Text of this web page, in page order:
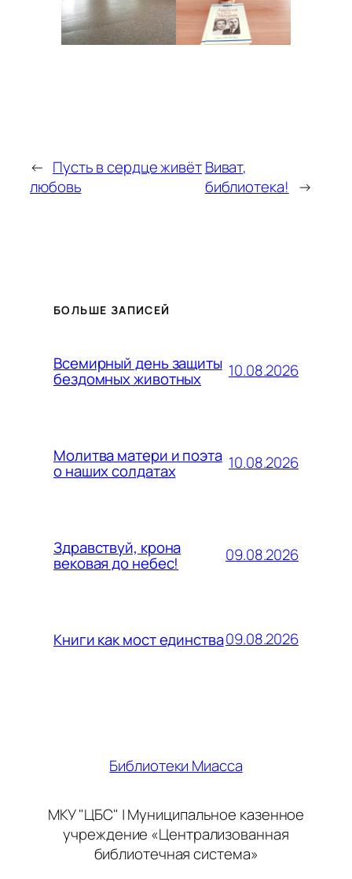
← Пусть в сердце живёт
любовь
Виват,
библиотека! →
БОЛЬШЕ ЗАПИСЕЙ
Всемирный день защиты
бездомных животных 10.08.2026
Молитва матери и поэта
о наших солдатах 10.08.2026
Здравствуй, крона
вековая до небес! 09.08.2026
Книги как мост единства09.08.2026
Библиотеки Миасса
МКУ "ЦБС" | Муниципальное казенное
учреждение «Централизованная
библиотечная система»